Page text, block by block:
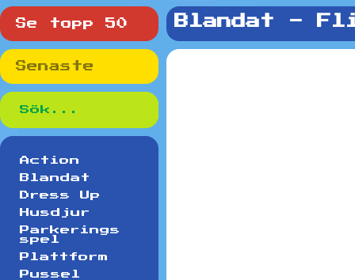
Se topp 50
Senaste
Action
Blandat
Dress Up
Husdjur
Parkerings
spel
Plattform
Pussel
Blandat -